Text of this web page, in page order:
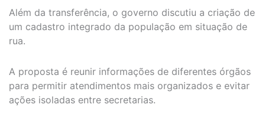
Além da transferência, o governo discutiu a criação de
um cadastro integrado da população em situação de
rua.
A proposta é reunir informações de diferentes órgãos
para permitir atendimentos mais organizados e evitar
ações isoladas entre secretarias.